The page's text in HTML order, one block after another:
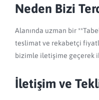
Neden Bizi
Alanında uzman bir
teslimat ve rekabetçi
bizimle iletişime geçerek
İletişim ve